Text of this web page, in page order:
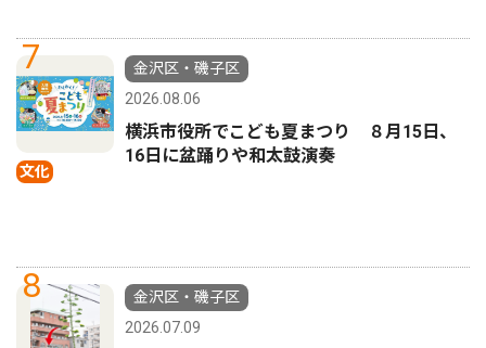
7
文化
金沢区・磯子区
2026.08.06
横浜市役所でこども夏まつり ８月15日、
16日に盆踊りや和太鼓演奏
8
金沢区・磯子区
2026.07.09